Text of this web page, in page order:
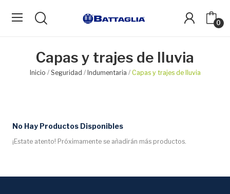
0
Capas y trajes de lluvia
Inicio Seguridad Indumentaria Capas y trajes de lluvia
No Hay Productos Disponibles
¡Estate atento! Próximamente se añadirán más productos.